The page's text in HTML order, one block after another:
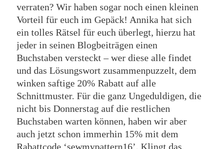
verraten? Wir haben sogar noch einen kleinen
Vorteil für euch im Gepäck! Annika hat sich
ein tolles Rätsel für euch überlegt, hierzu hat
jeder in seinen Blogbeiträgen einen
Buchstaben versteckt – wer diese alle findet
und das Lösungswort zusammenpuzzelt, dem
winken saftige 20% Rabatt auf alle
Schnittmuster. Für die ganz Ungeduldigen, die
nicht bis Donnerstag auf die restlichen
Buchstaben warten können, haben wir aber
auch jetzt schon immerhin 15% mit dem
Rabattcode ‘sewmypattern16’. Klingt das